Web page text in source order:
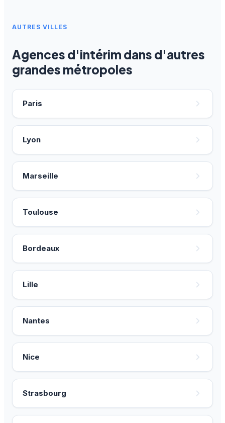
AUTRES VILLES
Agences d'intérim dans d'autres
grandes métropoles
Paris
Lyon
Marseille
Toulouse
Bordeaux
Lille
Nantes
Nice
Strasbourg